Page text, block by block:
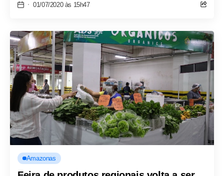
01/07/2020 às 15h47
Amazonas